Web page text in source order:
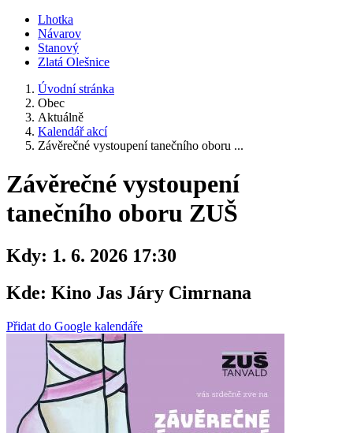
Lhotka
Návarov
Stanový
Zlatá Olešnice
Úvodní stránka
Obec
Aktuálně
Kalendář akcí
Závěrečné vystoupení tanečního oboru ...
Závěrečné vystoupení
tanečního oboru ZUŠ
Kdy: 1. 6. 2026 17:30
Kde: Kino Jas Járy Cimrnana
Přidat do Google kalendáře